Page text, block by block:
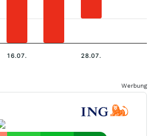
16.07. 28.07.
Werbung